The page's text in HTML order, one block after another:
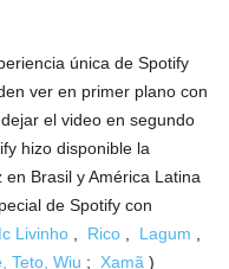
única de Spotify
ver en primer plano con
el video en segundo
hizo disponible la
Brasil y América Latina
de Spotify con
Livinho Rico Lagum
Teto, Wiu ; Xamã )